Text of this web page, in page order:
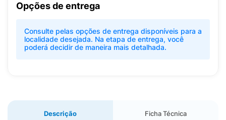
Opções de entrega
Consulte pelas opções de entrega disponíveis para a
localidade desejada. Na etapa de entrega, você
poderá decidir de maneira mais detalhada.
Descrição Ficha Técnica